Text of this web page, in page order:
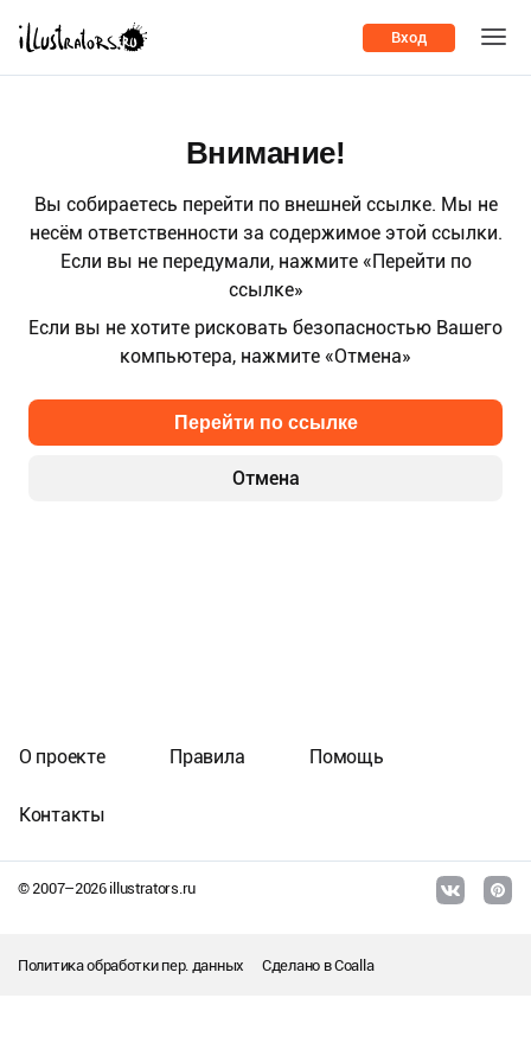
Вход
Внимание!
Вы собираетесь перейти по внешней ссылке. Мы не
несём ответственности за содержимое этой ссылки.
Если вы не передумали, нажмите «Перейти по
ссылке»
Если вы не хотите рисковать безопасностью Вашего
компьютера, нажмите «Отмена»
Отмена
Перейти по ссылке
© 2007–2026illustrators.ru
О проекте Правила Помощь
Контакты
Политика обработки пер. данных Сделано вCoalla